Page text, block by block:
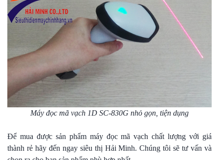
Máy đọc mã vạch 1D SC-830G nhỏ gọn, tiện dụng
Để mua được sản phẩm máy đọc mã vạch chất lượng với giá
thành rẻ hãy đến ngay siêu thị Hải Minh. Chúng tôi sẽ tư vấn và